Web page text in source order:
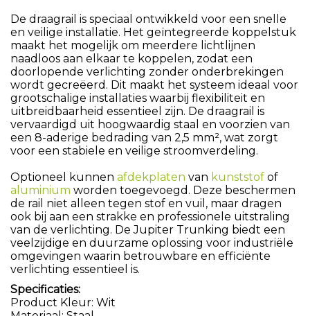
De draagrail is speciaal ontwikkeld voor een snelle
en veilige installatie. Het geïntegreerde koppelstuk
maakt het mogelijk om meerdere lichtlijnen
naadloos aan elkaar te koppelen, zodat een
doorlopende verlichting zonder onderbrekingen
wordt gecreëerd. Dit maakt het systeem ideaal voor
grootschalige installaties waarbij flexibiliteit en
uitbreidbaarheid essentieel zijn. De draagrail is
vervaardigd uit hoogwaardig staal en voorzien van
een 8-aderige bedrading van 2,5 mm², wat zorgt
voor een stabiele en veilige stroomverdeling.
Optioneel kunnen afdekplaten van kunststof of
aluminium worden toegevoegd. Deze beschermen
de rail niet alleen tegen stof en vuil, maar dragen
ook bij aan een strakke en professionele uitstraling
van de verlichting. De Jupiter Trunking biedt een
veelzijdige en duurzame oplossing voor industriële
omgevingen waarin betrouwbare en efficiënte
verlichting essentieel is.
Specificaties:
Product Kleur: Wit